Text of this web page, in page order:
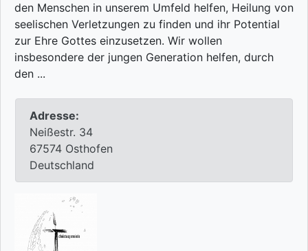
den Menschen in unserem Umfeld helfen, Heilung von
seelischen Verletzungen zu finden und ihr Potential
zur Ehre Gottes einzusetzen. Wir wollen
insbesondere der jungen Generation helfen, durch
den ...
Adresse:
Neißestr. 34
67574 Osthofen
Deutschland